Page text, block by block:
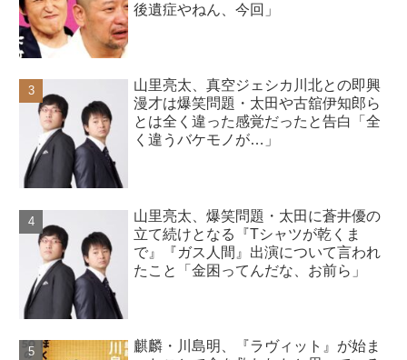
後遺症やねん、今回」
山里亮太、真空ジェシカ川北との即興
漫才は爆笑問題・太田や古舘伊知郎ら
とは全く違った感覚だったと告白「全
く違うバケモノが…」
山里亮太、爆笑問題・太田に蒼井優の
立て続けとなる『Tシャツが乾くま
で』『ガス人間』出演について言われ
たこと「金困ってんだな、お前ら」
麒麟・川島明、『ラヴィット』が始ま